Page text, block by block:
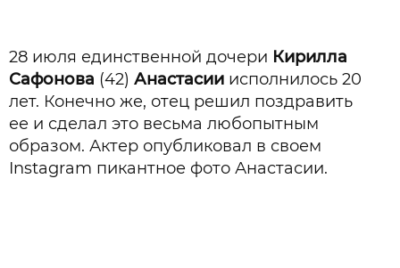
28 июля единственной дочери Кирилла
Сафонова (42) Анастасии исполнилось 20
лет. Конечно же, отец решил поздравить
ее и сделал это весьма любопытным
образом. Актер опубликовал в своем
Instagram пикантное фото Анастасии.